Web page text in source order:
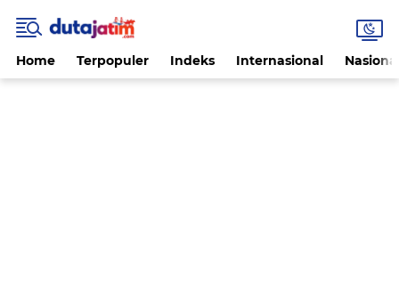
Home Terpopuler Indeks Internasional